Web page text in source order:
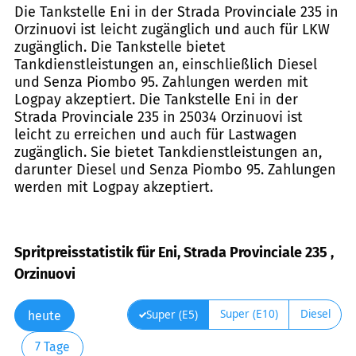
Die Tankstelle Eni in der Strada Provinciale 235 in
Orzinuovi ist leicht zugänglich und auch für LKW
zugänglich. Die Tankstelle bietet
Tankdienstleistungen an, einschließlich Diesel
und Senza Piombo 95. Zahlungen werden mit
Logpay akzeptiert. Die Tankstelle Eni in der
Strada Provinciale 235 in 25034 Orzinuovi ist
leicht zu erreichen und auch für Lastwagen
zugänglich. Sie bietet Tankdienstleistungen an,
darunter Diesel und Senza Piombo 95. Zahlungen
werden mit Logpay akzeptiert.
Spritpreisstatistik für Eni, Strada Provinciale 235 ,
Orzinuovi
heute
7 Tage
Super (E5) Super (E10) Diesel